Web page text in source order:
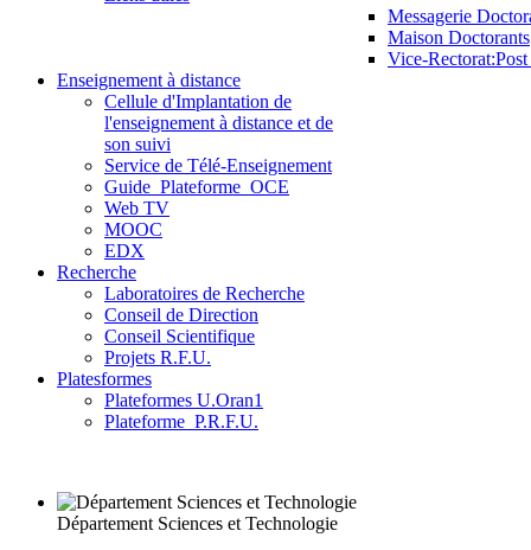
Messagerie
Maison Doctorants
Vice-
Enseignement à distance
Cellule d'Implantation de
l'enseignement à distance et de
son suivi
Service de Télé-Enseignement
Guide_Plateforme_OCE
Web TV
MOOC
EDX
Recherche
Laboratoires de Recherche
Conseil de Direction
Conseil Scientifique
Projets R.F.U.
Platesformes
Plateformes U.Oran1
Plateforme_P.R.F.U.
Département Sciences et Technologie